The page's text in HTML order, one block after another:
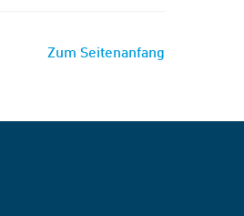
Zum Seitenanfang